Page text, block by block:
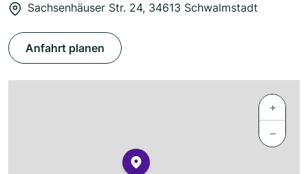
Sachsenhäuser Str. 24, 34613 Schwalmstadt
Anfahrt planen
+
−